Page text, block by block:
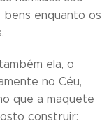
bens enquanto os
ela, o
no Céu,
que a maquete
construir: